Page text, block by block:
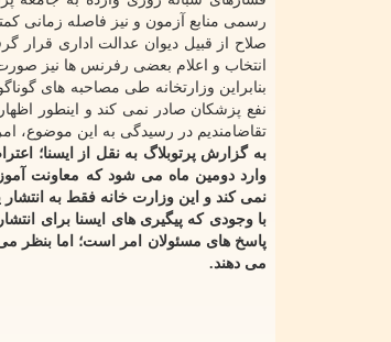
رسمی منابع آزمون و نیز فاصله زمانی
صلاح از قبیل دیوان عدالت اداری قرار
انتخاب و اعلام بعضی رفرنس ها نیز
بنابراین وزارتخانه طی مصاحبه های
نفع پزشکان صادر نمی کند و اینطور
تقاضامندیم در رسیدگی به این موضوع،
به گزارش پرتوبلاگ به نقل از ایسنا؛
وارد دومین ماه می شود که معاونت
نمی کند و این وزارت خانه فقط به
با وجودی که پیگیری های ایسنا برای
پاسخ های مسئولان امر است؛ اما
می دهند.